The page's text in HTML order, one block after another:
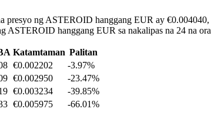
presyo ng ASTEROID hanggang EUR ay
ASTEROID hanggang EUR sa nakalipas na 24 na
Katamtaman Palitan
€0.002202
-3.97%
€0.002950
-23.47%
€0.003234
-39.85%
€0.005975 -66.01%